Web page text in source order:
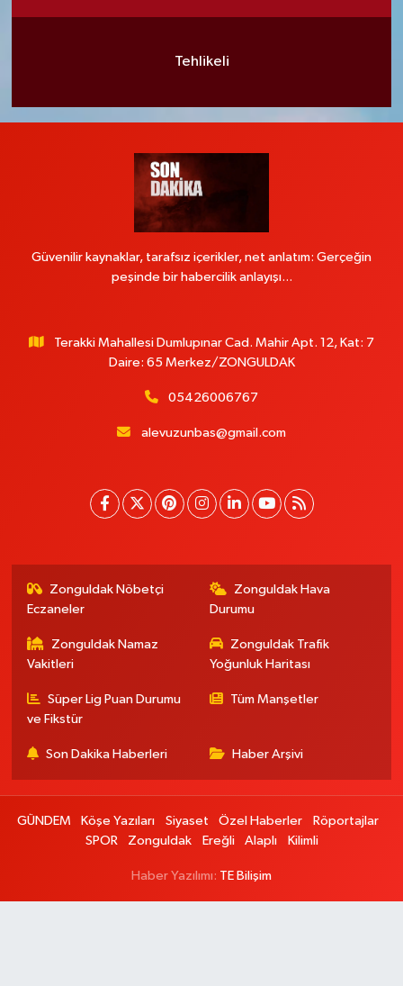
Tehlikeli
Güvenilir kaynaklar, tarafsız içerikler, net anlatım: Gerçeğin
peşinde bir habercilik anlayışı...
Terakki Mahallesi Dumlupınar Cad. Mahir Apt. 12, Kat: 7
Daire: 65 Merkez/ZONGULDAK
05426006767
alevuzunbas@gmail.com
Zonguldak Nöbetçi
Eczaneler
Zonguldak Hava
Durumu
Zonguldak Namaz
Vakitleri
Zonguldak Trafik
Yoğunluk Haritası
Süper Lig Puan Durumu
ve Fikstür
Tüm Manşetler
Son Dakika Haberleri Haber Arşivi
GÜNDEM Köşe Yazıları Siyaset Özel Haberler
Röportajlar
SPOR
Zonguldak Ereğli Alaplı Kilimli
Haber Yazılımı: TE Bilişim